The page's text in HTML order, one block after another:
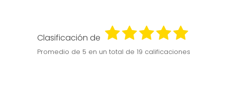
Clasificación de
Promedio de 5 en un total de 19 calificaciones